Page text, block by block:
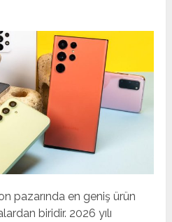
pazarında en geniş ürün
biridir. 2026 yılı